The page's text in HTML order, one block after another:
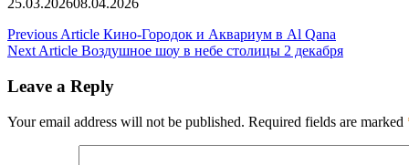
25.03.202608.04.2026
Post
navigation
Previous Article Кино-Городок и Аквариум в Al Qana
Next Article Воздушное шоу в небе столицы 2 декабря
Leave a Reply
Your email address will not be published. Required fields are marked